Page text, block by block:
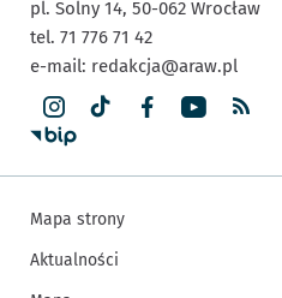
pl. Solny 14, 50-062 Wrocław
tel. 71 776 71 42
e-mail: redakcja@araw.pl
Mapa strony
Aktualności